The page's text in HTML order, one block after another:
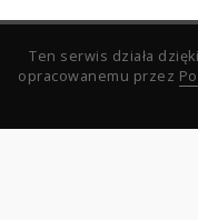
Ten serwis działa
opracowanemu przez